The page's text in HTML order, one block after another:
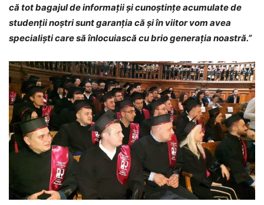
că tot bagajul de informaţii şi cunoştinţe acumulate de
studenţii noştri sunt garanţia că şi în viitor vom avea
specialişti care să înlocuiască cu brio generaţia noastră.”